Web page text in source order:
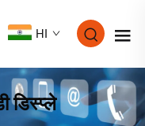
HI
डिस्प्ले